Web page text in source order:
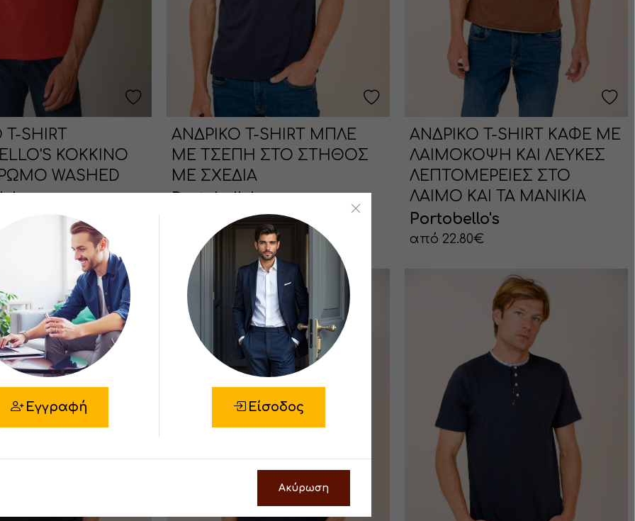
SHIRT
ΚΟΚΚΙΝΟ
WASHED
ΑΝΔΡΙΚΟ T-SHIRT ΜΠΛΕ
ΜΕ ΤΣΕΠΗ ΣΤΟ ΣΤΗΘΟΣ
ΜΕ ΣΧΕΔΙΑ
Portobello's
από 28.72€
ΑΝΔΡΙΚΟ T-SHIRT ΚΑΦΕ ΜΕ
ΛΑΙΜΟΚΟΨΗ ΚΑΙ ΛΕΥΚΕΣ
ΛΕΠΤΟΜΕΡΕΙΕΣ ΣΤΟ
ΛΑΙΜΟ ΚΑΙ ΤΑ ΜΑΝΙΚΙΑ
Portobello's
από 22.80€
Εγγραφή Είσοδος
Ακύρωση